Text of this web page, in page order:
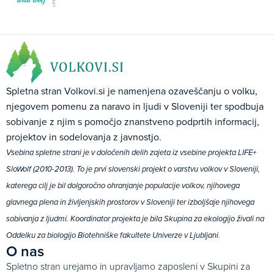
Spletna stran Volkovi.si je namenjena ozaveščanju o volku,
njegovem pomenu za naravo in ljudi v Sloveniji ter spodbuja
sobivanje z njim s pomočjo znanstveno podprtih informacij,
projektov in sodelovanja z javnostjo.
Vsebina spletne strani je v določenih delih zajeta iz vsebine projekta LIFE+
SloWolf (2010-2013). To je prvi slovenski projekt o varstvu volkov v Sloveniji,
katerega cilj je bil dolgoročno ohranjanje populacije volkov, njihovega
glavnega plena in življenjskih prostorov v Sloveniji ter izboljšaje njihovega
sobivanja z ljudmi. Koordinator projekta je bila Skupina za ekologijo živali na
Oddelku za biologijo Biotehniške fakultete Univerze v Ljubljani.
O nas
Spletno stran urejamo in upravljamo zaposleni v Skupini za